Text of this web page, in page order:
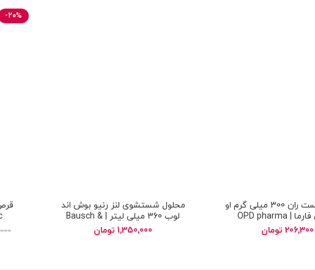
کپسول فست ران 300 میلی گرم او
پی دی فارما | OPD pharma
FastRun 300 mg
206,300 تومان
محلول شستشوی لنز رنیو بوش اند
لوب 360 میلی لیتر | Bausch &
Lomb ReNu MultiPlus Fresh
Solution
1,350,000 تومان
-20%